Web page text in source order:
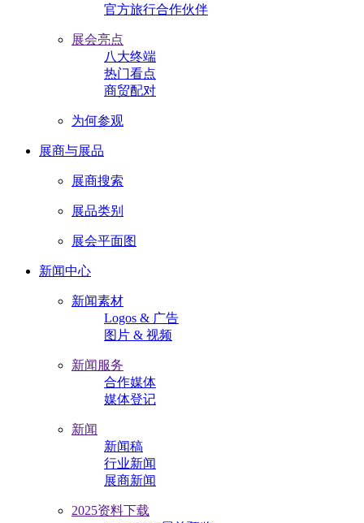
官方旅行合作伙伴
展会亮点
八大终端
热门看点
商贸配对
为何参观
展商与展品
展商搜索
展品类别
展会平面图
新闻中心
新闻素材
Logos & 广告
图片 & 视频
新闻服务
合作媒体
媒体登记
新闻
新闻稿
行业新闻
展商新闻
2025资料下载